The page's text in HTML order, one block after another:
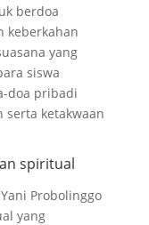
berdoa
keberkahan
yang
siswa
doa pribadi
serta ketakwaan
spiritual
Probolinggo
yang